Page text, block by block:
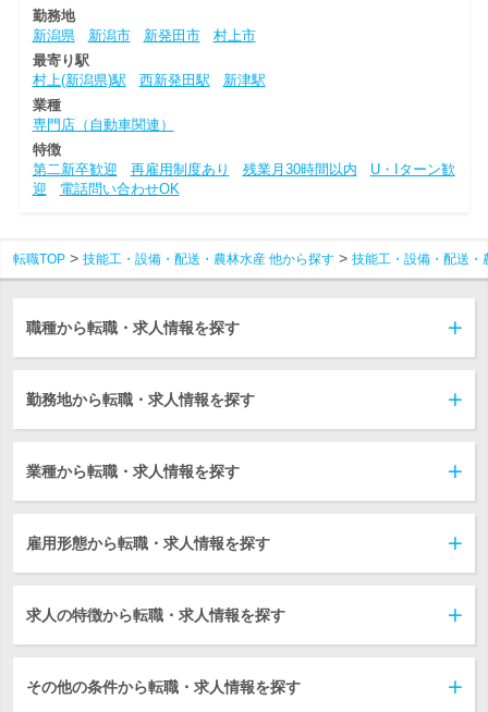
勤務地
新潟県
新潟市 新発田市
村上市
最寄り駅
村上(新潟県)駅
西新発田駅
新津駅
業種
専門店（自動車関連）
特徴
第二新卒歓迎
再雇用制度あり 残業月30時間以内
U・Iターン歓
迎
電話問い合わせOK
転職TOP 技能工・設備・配送・農林水産 他から探す 技能工・設備・配送・
職種から転職・求人情報を探す
勤務地から転職・求人情報を探す
業種から転職・求人情報を探す
雇用形態から転職・求人情報を探す
求人の特徴から転職・求人情報を探す
その他の条件から転職・求人情報を探す